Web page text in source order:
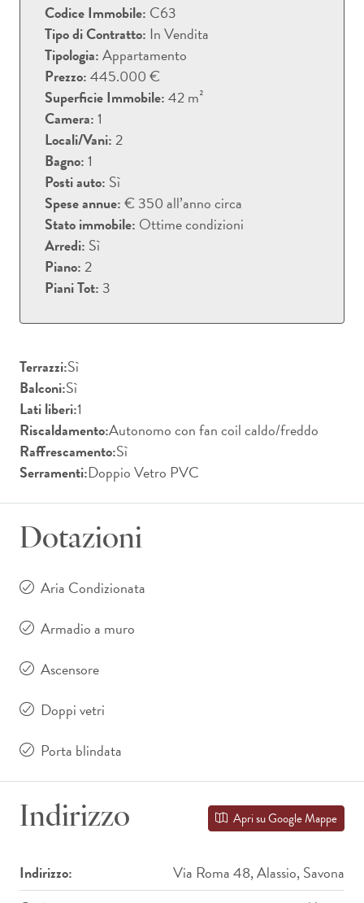
Codice Immobile: C63
Tipo di Contratto: In Vendita
Tipologia:Appartamento
Prezzo:445.000 €
Superficie Immobile:42 m²
Camera:1
Locali/Vani:2
Bagno:1
Posti auto: Sì
Spese annue:€ 350 all’anno circa
Stato immobile: Ottime condizioni
Arredi: Sì
Piano:2
Piani Tot: 3
Terrazzi:Sì
Balconi:Sì
Lati liberi:1
Riscaldamento:Autonomo con fan coil caldo/freddo
Raffrescamento:Sì
Serramenti:Doppio Vetro PVC
Dotazioni
Aria Condizionata
Armadio a muro
Ascensore
Doppi vetri
Porta blindata
Indirizzo Apri su Google Mappe
Indirizzo:
Via Roma 48, Alassio, Savona